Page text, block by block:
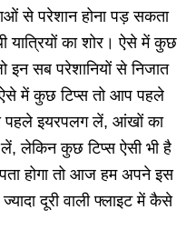
से परेशान होना पड़ सकता
यात्रियों का शोर। ऐसे में कुछ
इन सब परेशानियों से निजात
में कुछ टिप्स तो आप पहले
पहले इयरपलग लें, आंखों का
लें,लेकिन कुछ टिप्स ऐसी भी है
होगा तो आज हम अपने इस
दूरी वाली फ्लाइट में कैसे